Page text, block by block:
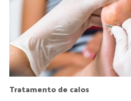
Tratamento de calos